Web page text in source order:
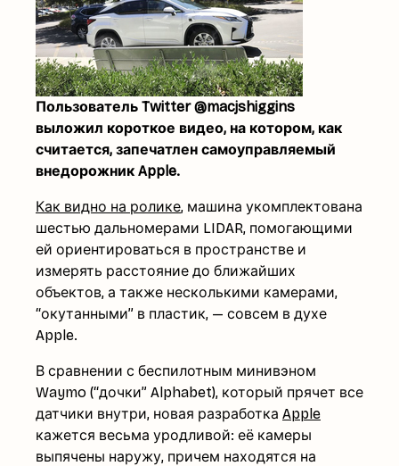
Пользователь Twitter @macjshiggins
выложил короткое видео, на котором, как
считается, запечатлен самоуправляемый
внедорожник Apple.
Как видно на ролике, машина укомплектована
шестью дальномерами LIDAR, помогающими
ей ориентироваться в пространстве и
измерять расстояние до ближайших
объектов, а также несколькими камерами,
“окутанными” в пластик, — совсем в духе
Apple.
В сравнении с беспилотным минивэном
Waymo (“дочки” Alphabet), который прячет все
датчики внутри, новая разработка Apple
кажется весьма уродливой: её камеры
выпячены наружу, причем находятся на